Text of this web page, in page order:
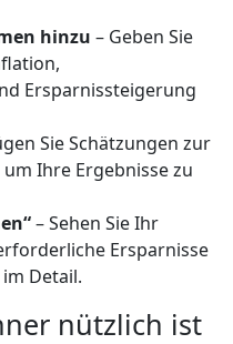
hinzu – Geben Sie
Ersparnissteigerung
Sie Schätzungen zur
Ihre Ergebnisse zu
– Sehen Sie Ihr
Ersparnisse
Detail.
nützlich ist